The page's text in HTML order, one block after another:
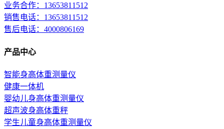
业务合作：13653811512
销售电话：13653811512
售后电话：4000806169
产品中心
智能身高体重测量仪
健康一体机
婴幼儿身高体重测量仪
超声波身高体重秤
学生儿童身高体重测量仪